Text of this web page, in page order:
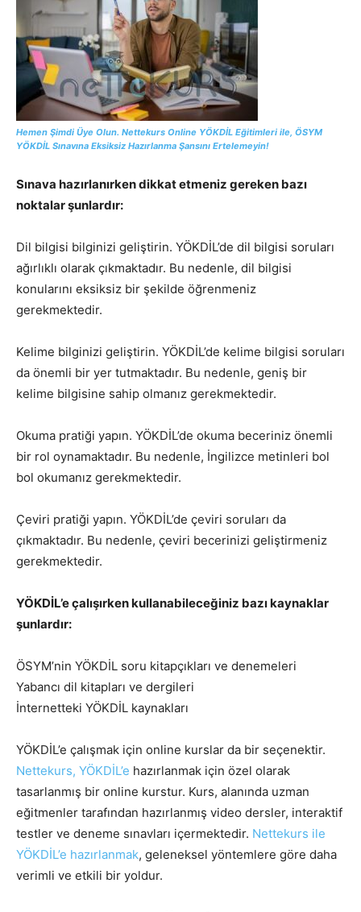
Hemen Şimdi Üye Olun. Nettekurs Online YÖKDİL Eğitimleri ile, ÖSYM
YÖKDİL Sınavına Eksiksiz Hazırlanma Şansını Ertelemeyin!
Sınava hazırlanırken dikkat etmeniz gereken bazı
noktalar şunlardır:
Dil bilgisi bilginizi geliştirin. YÖKDİL’de dil bilgisi soruları
ağırlıklı olarak çıkmaktadır. Bu nedenle, dil bilgisi
konularını eksiksiz bir şekilde öğrenmeniz
gerekmektedir.
Kelime bilginizi geliştirin. YÖKDİL’de kelime bilgisi soruları
da önemli bir yer tutmaktadır. Bu nedenle, geniş bir
kelime bilgisine sahip olmanız gerekmektedir.
Okuma pratiği yapın. YÖKDİL’de okuma beceriniz önemli
bir rol oynamaktadır. Bu nedenle, İngilizce metinleri bol
bol okumanız gerekmektedir.
Çeviri pratiği yapın. YÖKDİL’de çeviri soruları da
çıkmaktadır. Bu nedenle, çeviri becerinizi geliştirmeniz
gerekmektedir.
YÖKDİL’e çalışırken kullanabileceğiniz bazı kaynaklar
şunlardır:
ÖSYM’nin YÖKDİL soru kitapçıkları ve denemeleri
Yabancı dil kitapları ve dergileri
İnternetteki YÖKDİL kaynakları
YÖKDİL’e çalışmak için online kurslar da bir seçenektir.
Nettekurs, YÖKDİL’e hazırlanmak için özel olarak
tasarlanmış bir online kurstur. Kurs, alanında uzman
eğitmenler tarafından hazırlanmış video dersler, interaktif
testler ve deneme sınavları içermektedir. Nettekurs ile
YÖKDİL’e hazırlanmak, geleneksel yöntemlere göre daha
verimli ve etkili bir yoldur.